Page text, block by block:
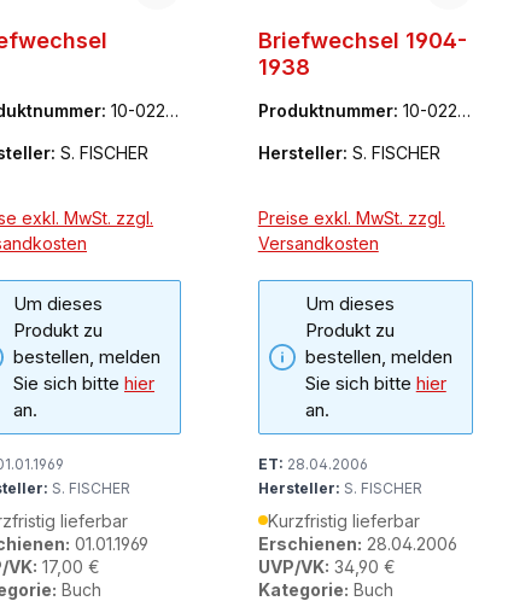
10-0227
S. FISCHER
exkl. MwSt. zzgl.
Um dieses
Produkt zu
bestellen, melden
Sie sich bitte hier
an.
S. FISCHER
lieferbar
01.01.1969
VK: 17,00 €
Buch
Briefwechsel 1904-
1938
Produktnummer: 10-0227
Hersteller: S. FISCHER
Preise exkl. MwSt. zzgl.
Versandkosten
Um dieses
Produkt zu
bestellen, melden
Sie sich bitte hier
an.
ET: 28.04.2006
Hersteller: S. FISCHER
Kurzfristig lieferbar
Erschienen: 28.04.2006
UVP/VK: 34,90 €
Kategorie: Buch